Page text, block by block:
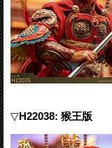
▽H22038: 猴王版